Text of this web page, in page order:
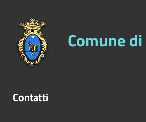
Comune
Contatti